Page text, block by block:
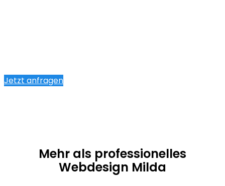
Jetzt anfragen
Mehr als professionelles
Webdesign Milda